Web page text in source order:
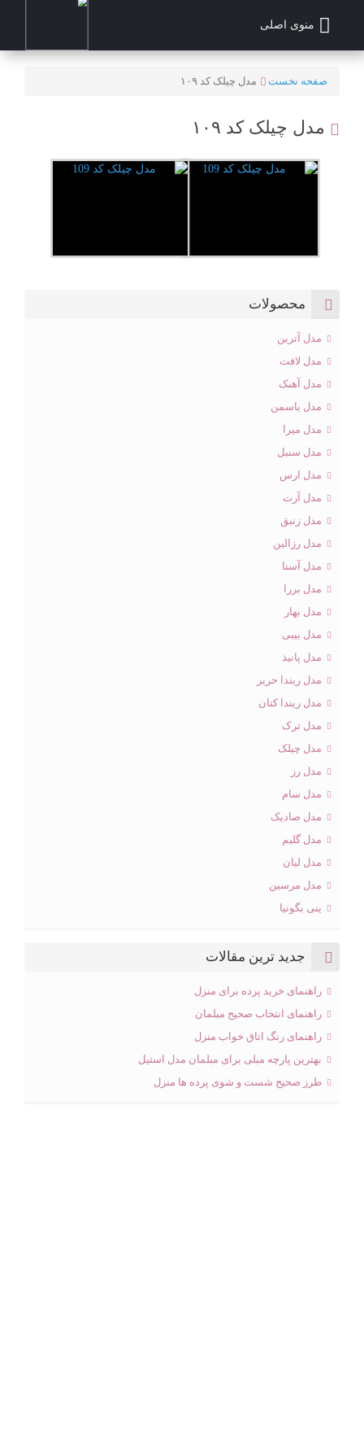
منوی اصلی
صفحه نخست مدل چیلک کد ۱۰۹
مدل چیلک کد ۱۰۹
محصولات
مدل آترین
مدل لافت
مدل آهنک
مدل یاسمن
مدل میرا
مدل سنبل
مدل ارس
مدل آرت
مدل زنبق
مدل رزالین
مدل آسنا
مدل بررا
مدل بهار
مدل بیبی
مدل پانیذ
مدل ریندا حریر
مدل ریندا کتان
مدل ترک
مدل چیلک
مدل رز
مدل سام
مدل صادیک
مدل گلیم
مدل لیان
مدل مرسین
ینی بگونیا
جدید ترین مقالات
راهنمای خرید پرده برای منزل
راهنمای انتخاب صحیح مبلمان
راهنمای رنگ اتاق خواب منزل
بهترین پارچه مبلی برای مبلمان مدل استیل
طرز صحیح شست و شوی پرده ها منزل